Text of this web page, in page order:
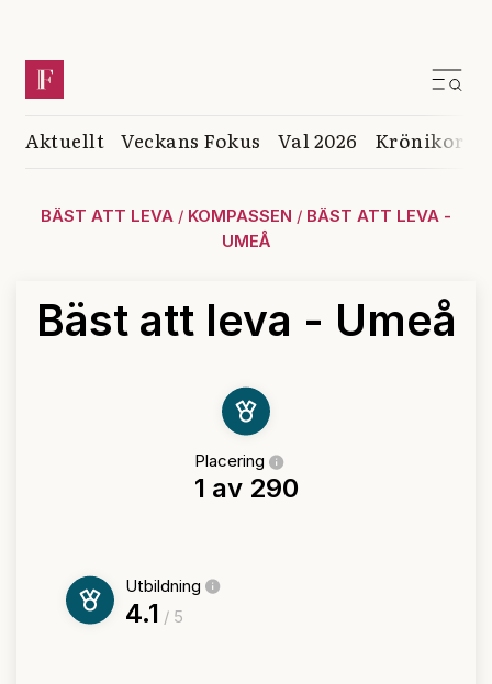
Aktuellt Veckans Fokus Val 2026 Krönikor
BÄST ATT LEVA / KOMPASSEN / BÄST ATT LEVA -
UMEÅ
Bäst att leva - Umeå
Placering
1 av 290
Utbildning
4.1 / 5